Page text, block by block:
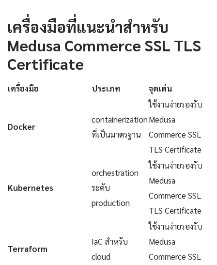
เครื่องมือที่แนะนำสำหรับ
Medusa Commerce SSL TLS
Certificate
เครื่องมือ ประเภท จุดเด่น
Docker
containerization
ที่เป็นมาตรฐาน
ใช้งานง่ายรองรับ
Medusa
Commerce SSL
TLS Certificate
Kubernetes
orchestration
ระดับ
production
ใช้งานง่ายรองรับ
Medusa
Commerce SSL
TLS Certificate
Terraform
IaC สำหรับ
cloud
ใช้งานง่ายรองรับ
Medusa
Commerce SSL